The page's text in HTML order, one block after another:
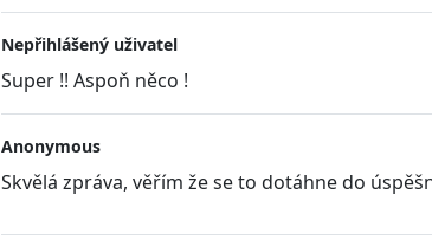
Nepřihlášený uživatel
Super !! Aspoň něco !
Anonymous
Skvělá zpráva, věřím že se to dotáhne do